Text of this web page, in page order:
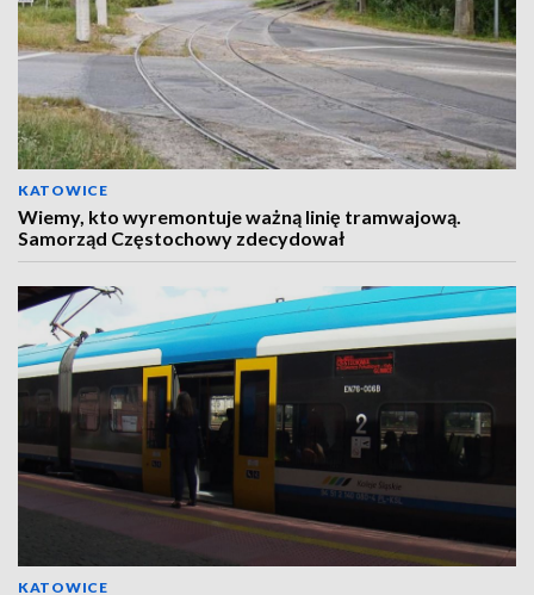
KATOWICE
Wiemy, kto wyremontuje ważną linię tramwajową.
Samorząd Częstochowy zdecydował
KATOWICE